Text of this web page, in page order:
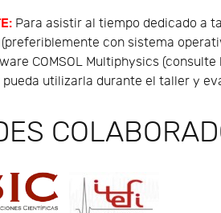
Para asistir al tiempo dedicado a
con sistema
COMSOL Multiphysics (consulte
utilizarla durante el taller y